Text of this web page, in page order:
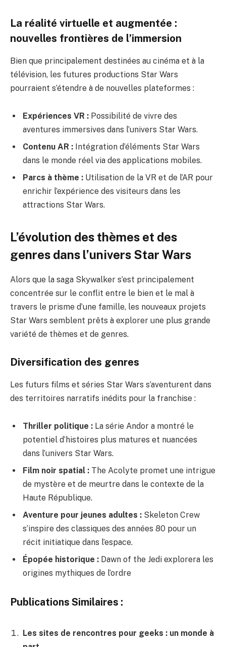
La réalité virtuelle et augmentée :
nouvelles frontières de l’immersion
Bien que principalement destinées au cinéma et à la
télévision, les futures productions Star Wars
pourraient s’étendre à de nouvelles plateformes :
Expériences VR : Possibilité de vivre des
aventures immersives dans l’univers Star Wars.
Contenu AR : Intégration d’éléments Star Wars
dans le monde réel via des applications mobiles.
Parcs à thème : Utilisation de la VR et de l’AR pour
enrichir l’expérience des visiteurs dans les
attractions Star Wars.
L’évolution des thèmes et des
genres dans l’univers Star Wars
Alors que la saga Skywalker s’est principalement
concentrée sur le conflit entre le bien et le mal à
travers le prisme d’une famille, les nouveaux projets
Star Wars semblent prêts à explorer une plus grande
variété de thèmes et de genres.
Diversification des genres
Les futurs films et séries Star Wars s’aventurent dans
des territoires narratifs inédits pour la franchise :
Thriller politique : La série Andor a montré le
potentiel d’histoires plus matures et nuancées
dans l’univers Star Wars.
Film noir spatial : The Acolyte promet une intrigue
de mystère et de meurtre dans le contexte de la
Haute République.
Aventure pour jeunes adultes : Skeleton Crew
s’inspire des classiques des années 80 pour un
récit initiatique dans l’espace.
Épopée historique : Dawn of the Jedi explorera les
origines mythiques de l’ordre
Publications Similaires :
Les sites de rencontres pour geeks : un monde à